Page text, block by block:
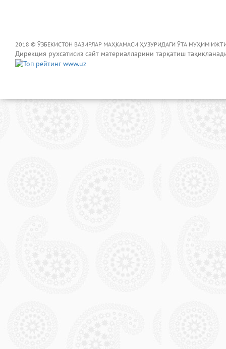
2018 © ЎЗБЕКИСТОН ВАЗИРЛАР МАҲКАМАСИ ҲУЗУРИДАГИ ЎТА МУҲИМ
Дирекция рухсатисиз сайт материалларини тарқатиш